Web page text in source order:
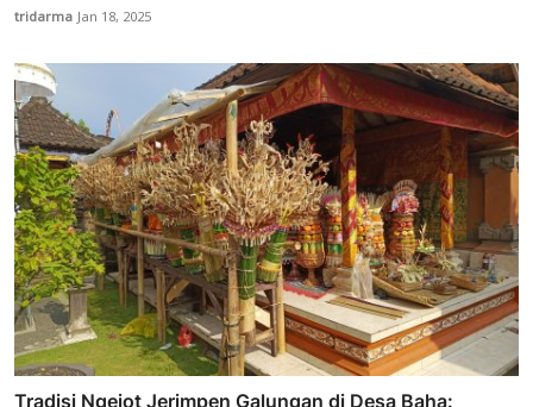
tridarmaJan 18, 2025
Tradisi Ngejot Jerimpen Galungan di Desa Baha: